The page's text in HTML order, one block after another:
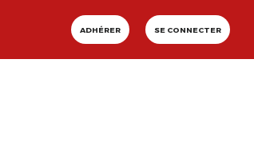
ADHÉRER SE CONNECTER